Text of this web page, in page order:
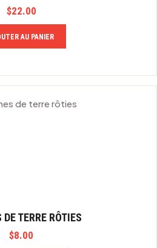
$22.00
AU PANIER
TERRE RÔTIES
$8.00